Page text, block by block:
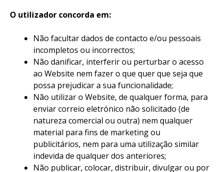
O utilizador concorda em:
Não facultar dados de contacto e/ou pessoais
incompletos ou incorrectos;
Não danificar, interferir ou perturbar o acesso
ao Website nem fazer o que quer que seja que
possa prejudicar a sua funcionalidade;
Não utilizar o Website, de qualquer forma, para
enviar correio eletrónico não solicitado (de
natureza comercial ou outra) nem qualquer
material para fins de marketing ou
publicitários, nem para uma utilização similar
indevida de qualquer dos anteriores;
Não publicar, colocar, distribuir, divulgar ou por